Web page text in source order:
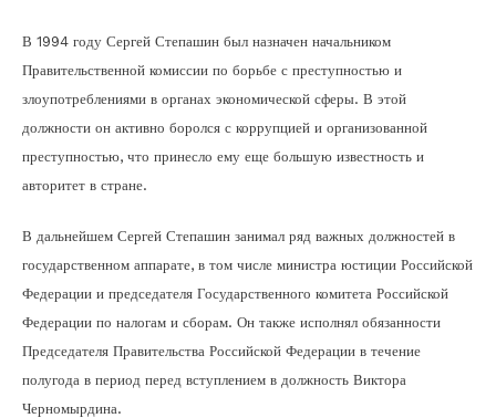
В 1994 году Сергей Степашин был назначен начальником
Правительственной комиссии по борьбе с преступностью и
злоупотреблениями в органах экономической сферы. В этой
должности он активно боролся с коррупцией и организованной
преступностью, что принесло ему еще большую известность и
авторитет в стране.
В дальнейшем Сергей Степашин занимал ряд важных должностей в
государственном аппарате, в том числе министра юстиции Российской
Федерации и председателя Государственного комитета Российской
Федерации по налогам и сборам. Он также исполнял обязанности
Председателя Правительства Российской Федерации в течение
полугода в период перед вступлением в должность Виктора
Черномырдина.